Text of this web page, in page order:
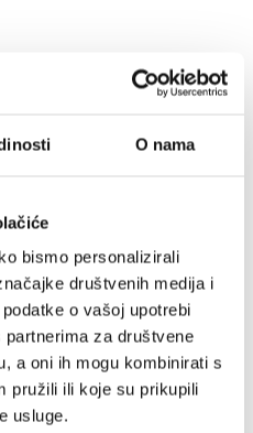
O nama
bismo personalizirali
društvenih medija i
o vašoj upotrebi
za društvene
a oni ih mogu kombinirati s
pružili ili koje su prikupili
usluge.
Business Review Press-om
transformacija iz